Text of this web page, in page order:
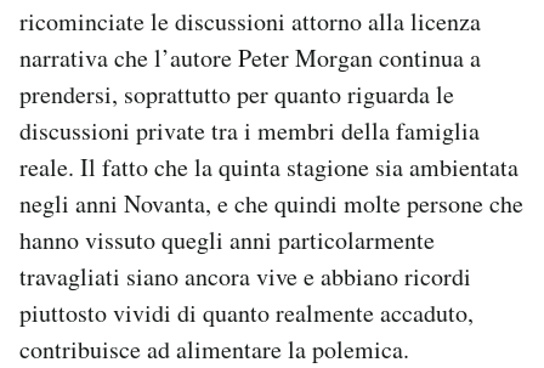
ricominciate le discussioni attorno alla licenza
narrativa che l’autore Peter Morgan continua a
prendersi, soprattutto per quanto riguarda le
discussioni private tra i membri della famiglia
reale. Il fatto che la quinta stagione sia ambientata
negli anni Novanta, e che quindi molte persone che
hanno vissuto quegli anni particolarmente
travagliati siano ancora vive e abbiano ricordi
piuttosto vividi di quanto realmente accaduto,
contribuisce ad alimentare la polemica.